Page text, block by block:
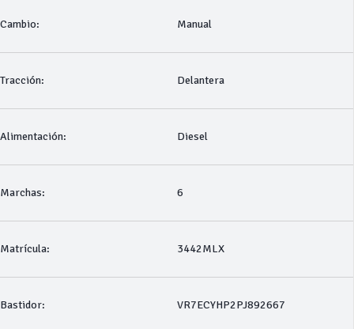
Cambio: Manual
Tracción: Delantera
Alimentación: Diesel
Marchas: 6
Matrícula: 3442MLX
Bastidor: VR7ECYHP2PJ892667